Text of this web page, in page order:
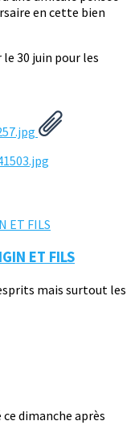
en cette bien
30 juin pour les
ET FILS
mais surtout les
dimanche après